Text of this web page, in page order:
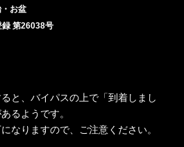
お盆
録 第26038号
と、バイパスの上で「到着しまし
るようです。
なりますので、ご注意ください。